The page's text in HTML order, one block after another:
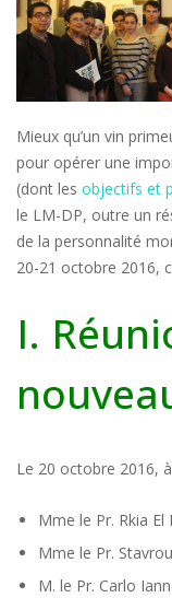
Mieux qu’un vin
pour opérer une
(dont les objectifs et
le LM-DP, outre un
de la personnalité
20-21 octobre 2016,
I.
Le 20 octobre 2016,
Mme le Pr. Rkia
Mme le Pr.
M. le Pr. Carlo